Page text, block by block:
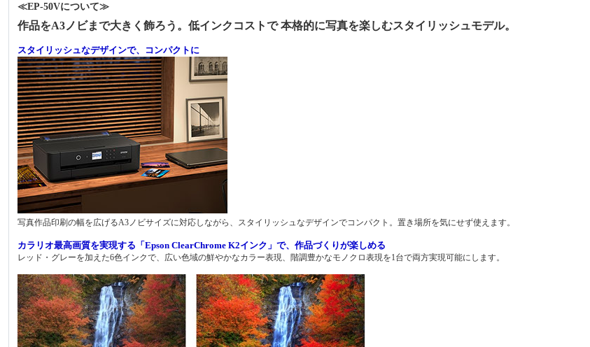
≪EP-50Vについて≫
作品をA3ノビまで大きく飾ろう。低インクコストで 本格的に写真を楽しむスタイリッシュモデル。
スタイリッシュなデザインで、コンパクトに
写真作品印刷の幅を広げるA3ノビサイズに対応しながら、スタイリッシュなデザインでコンパクト。置き場所を気にせず使えます。
カラリオ最高画質を実現する「Epson ClearChrome K2インク」で、作品づくりが楽しめる
レッド・グレーを加えた6色インクで、広い色域の鮮やかなカラー表現、階調豊かなモノクロ表現を1台で両方実現可能にします。